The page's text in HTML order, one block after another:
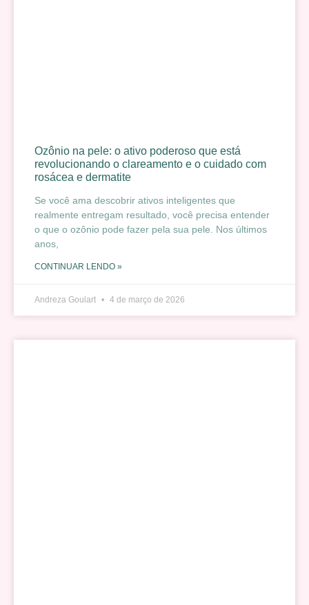
Ozônio na pele: o ativo poderoso que está
revolucionando o clareamento e o cuidado com
rosácea e dermatite
Se você ama descobrir ativos inteligentes que
realmente entregam resultado, você precisa entender
o que o ozônio pode fazer pela sua pele. Nos últimos
anos,
CONTINUAR LENDO »
Andreza Goulart 4 de março de 2026